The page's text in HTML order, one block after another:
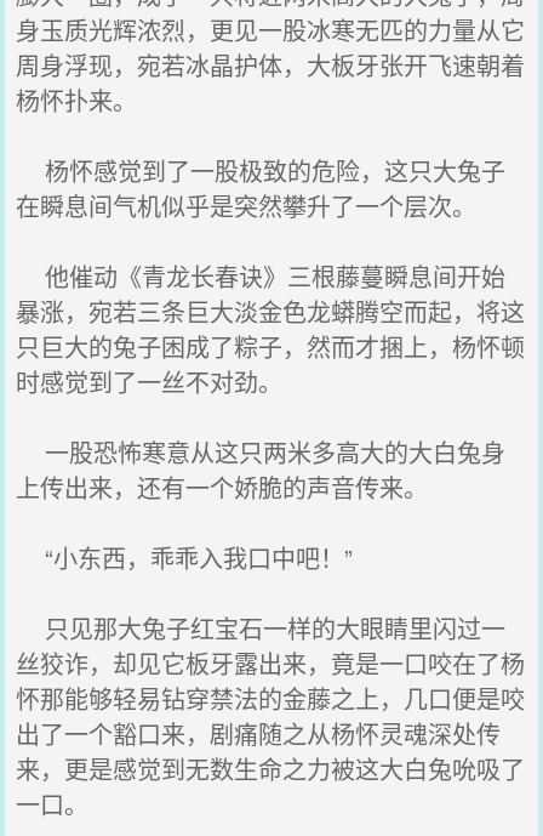
身玉质光辉浓烈，更见一股冰寒无匹的力量从它
周身浮现，宛若冰晶护体，大板牙张开飞速朝着
杨怀扑来。
杨怀感觉到了一股极致的危险，这只大兔子
在瞬息间气机似乎是突然攀升了一个层次。
他催动《青龙长春诀》三根藤蔓瞬息间开始
暴涨，宛若三条巨大淡金色龙蟒腾空而起，将这
只巨大的兔子困成了粽子，然而才捆上，杨怀顿
时感觉到了一丝不对劲。
一股恐怖寒意从这只两米多高大的大白兔身
上传出来，还有一个娇脆的声音传来。
“小东西，乖乖入我口中吧！”
只见那大兔子红宝石一样的大眼睛里闪过一
丝狡诈，却见它板牙露出来，竟是一口咬在了杨
怀那能够轻易钻穿禁法的金藤之上，几口便是咬
出了一个豁口来，剧痛随之从杨怀灵魂深处传
来，更是感觉到无数生命之力被这大白兔吮吸了
一口。